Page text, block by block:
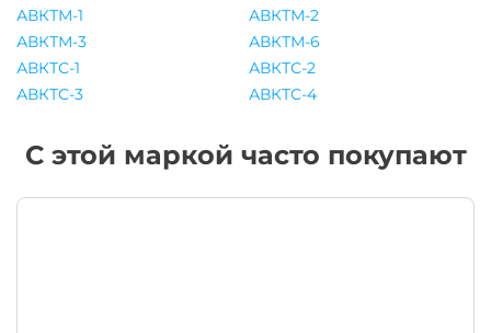
АВКТМ-1
АВКТМ-2
АВКТМ-3
АВКТМ-6
АВКТС-1
АВКТС-2
АВКТС-3
АВКТС-4
С этой маркой часто покупают